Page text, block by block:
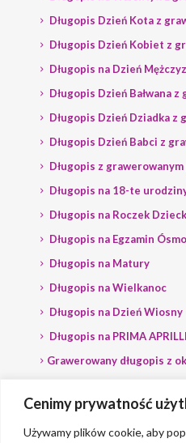
Cenimy prywatność
Używamy plików cookie, aby
Długopis Dzień Kota z
Długopis Dzień Kobiet z
Długopis na Dzień
Długopis Dzień Bałwana z
Długopis Dzień Dziadka z
Długopis Dzień Babci z
Długopis z
Długopis na 18-te
Długopis na Roczek
Długopis na Egzamin
Długopis na Matury
Długopis na Wielkanoc
Długopis na Dzień Wiosny
Długopis na PRIMA
Grawerowany długopis z
Grawerowany długopis dla